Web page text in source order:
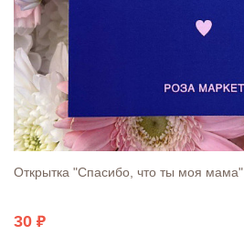
Открытка "Спасибо, что ты моя мама"
30